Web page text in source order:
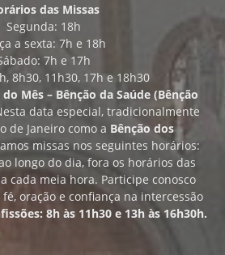
das Missas
Segunda: 18h
a sexta: 7h e 18h
7h e 17h
8h30, 11h30, 17h e 18h30
Mês – Bênção da Saúde (Bênção
data especial, tradicionalmente
de Janeiro como a Bênção dos
missas nos seguintes horários:
longo do dia, fora os horários das
cada meia hora. Participe conosco
oração e confiança na intercessão
8h às 11h30 e 13h às 16h30h.